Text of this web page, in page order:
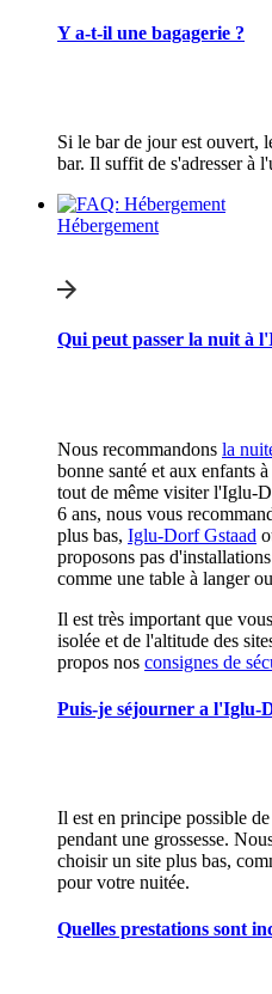
Y a-t-il une bagagerie ?
Si le bar de jour est ouvert,
bar. Il suffit de s'adresser à
Hébergement
Qui peut passer la nuit à
Nous recommandons la
bonne santé et aux enfants
tout de même visiter l'Iglu-
6 ans, nous vous
plus bas, Iglu-Dorf Gstaad
proposons pas
comme une table à langer
Il est très important que
isolée et de l'altitude des
propos nos consignes de
Puis-je séjourner a l'Iglu-
Il est en principe possible
pendant une grossesse.
choisir un site plus bas,
pour votre nuitée.
Quelles prestations sont